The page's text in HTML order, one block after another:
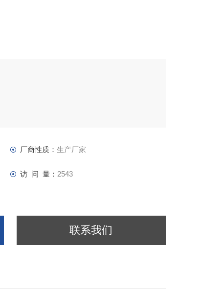
厂商性质： 生产厂家
访 问 量： 2543
联系我们